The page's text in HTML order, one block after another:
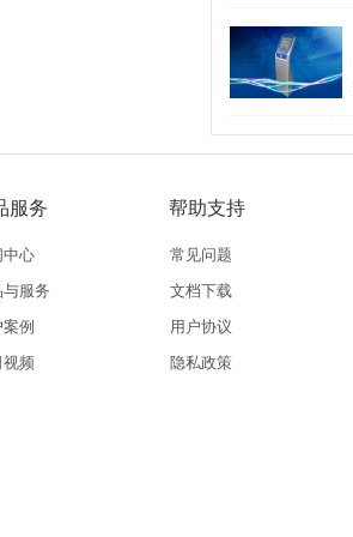
服务
中心
服务
例
频
帮助支持
常见问题
文档下载
用户协议
隐私政策